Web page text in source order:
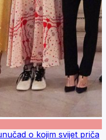
o kojim svijet priča